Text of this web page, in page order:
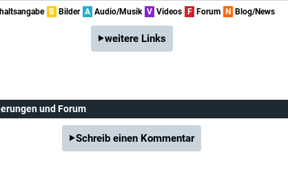
B Bilder A Audio/Musik V Videos F Forum N Blog/News
weitere Links
und Forum
Schreib einen Kommentar